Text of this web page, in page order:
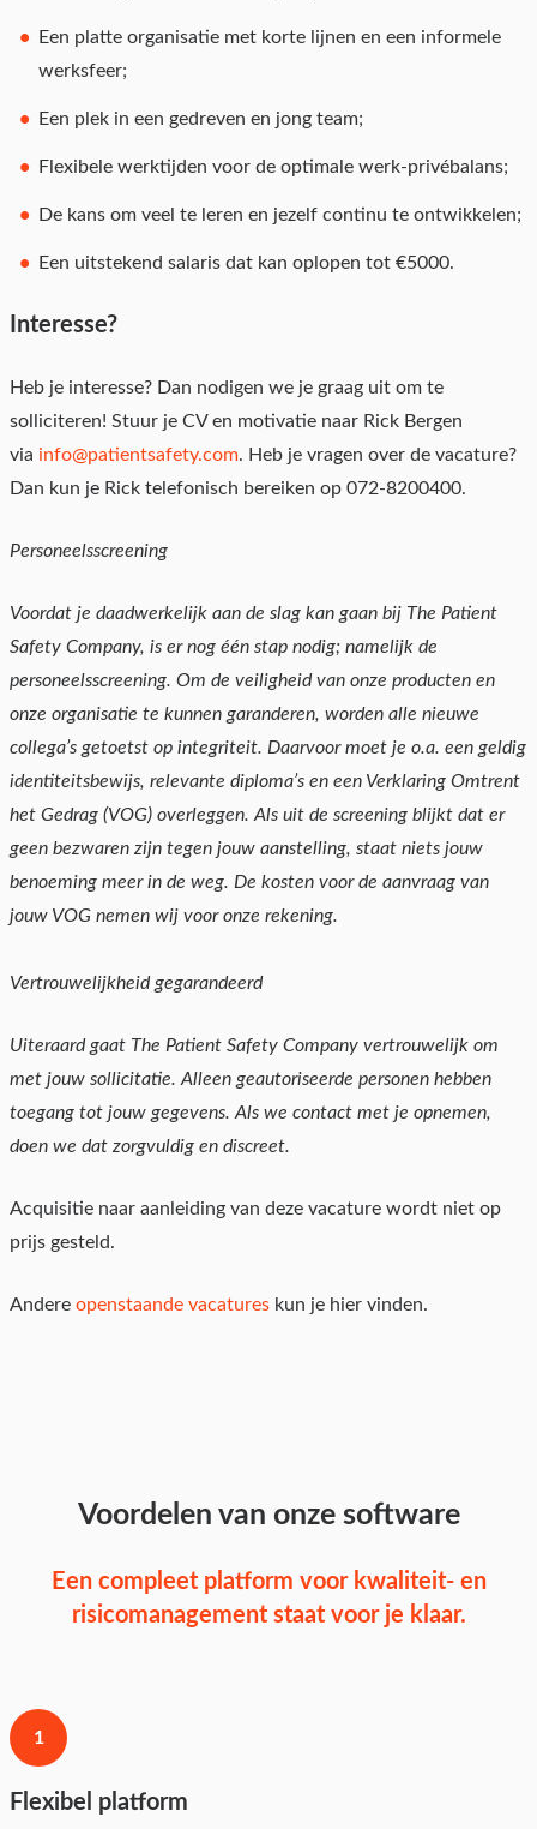
Een platte organisatie met korte lijnen en een informele
werksfeer;
Een plek in een gedreven en jong team;
Flexibele werktijden voor de optimale werk-privébalans;
De kans om veel te leren en jezelf continu te ontwikkelen;
Een uitstekend salaris dat kan oplopen tot €5000.
Interesse?
Heb je interesse? Dan nodigen we je graag uit om te
solliciteren! Stuur je CV en motivatie naar Rick Bergen
via info@patientsafety.com. Heb je vragen over de vacature?
Dan kun je Rick telefonisch bereiken op 072-8200400.
Personeelsscreening
Voordat je daadwerkelijk aan de slag kan gaan bij The Patient
Safety Company, is er nog één stap nodig; namelijk de
personeelsscreening. Om de veiligheid van onze producten en
onze organisatie te kunnen garanderen, worden alle nieuwe
collega’s getoetst op integriteit. Daarvoor moet je o.a. een geldig
identiteitsbewijs, relevante diploma’s en een Verklaring Omtrent
het Gedrag (VOG) overleggen. Als uit de screening blijkt dat er
geen bezwaren zijn tegen jouw aanstelling, staat niets jouw
benoeming meer in de weg. De kosten voor de aanvraag van
jouw VOG nemen wij voor onze rekening.
Vertrouwelijkheid gegarandeerd
Uiteraard gaat The Patient Safety Company vertrouwelijk om
met jouw sollicitatie. Alleen geautoriseerde personen hebben
toegang tot jouw gegevens. Als we contact met je opnemen,
doen we dat zorgvuldig en discreet.
Acquisitie naar aanleiding van deze vacature wordt niet op
prijs gesteld.
Andere openstaande vacatures kun je hier vinden.
Voordelen van onze software
Een compleet platform voor kwaliteit- en
risicomanagement staat voor je klaar.
1
Flexibel platform